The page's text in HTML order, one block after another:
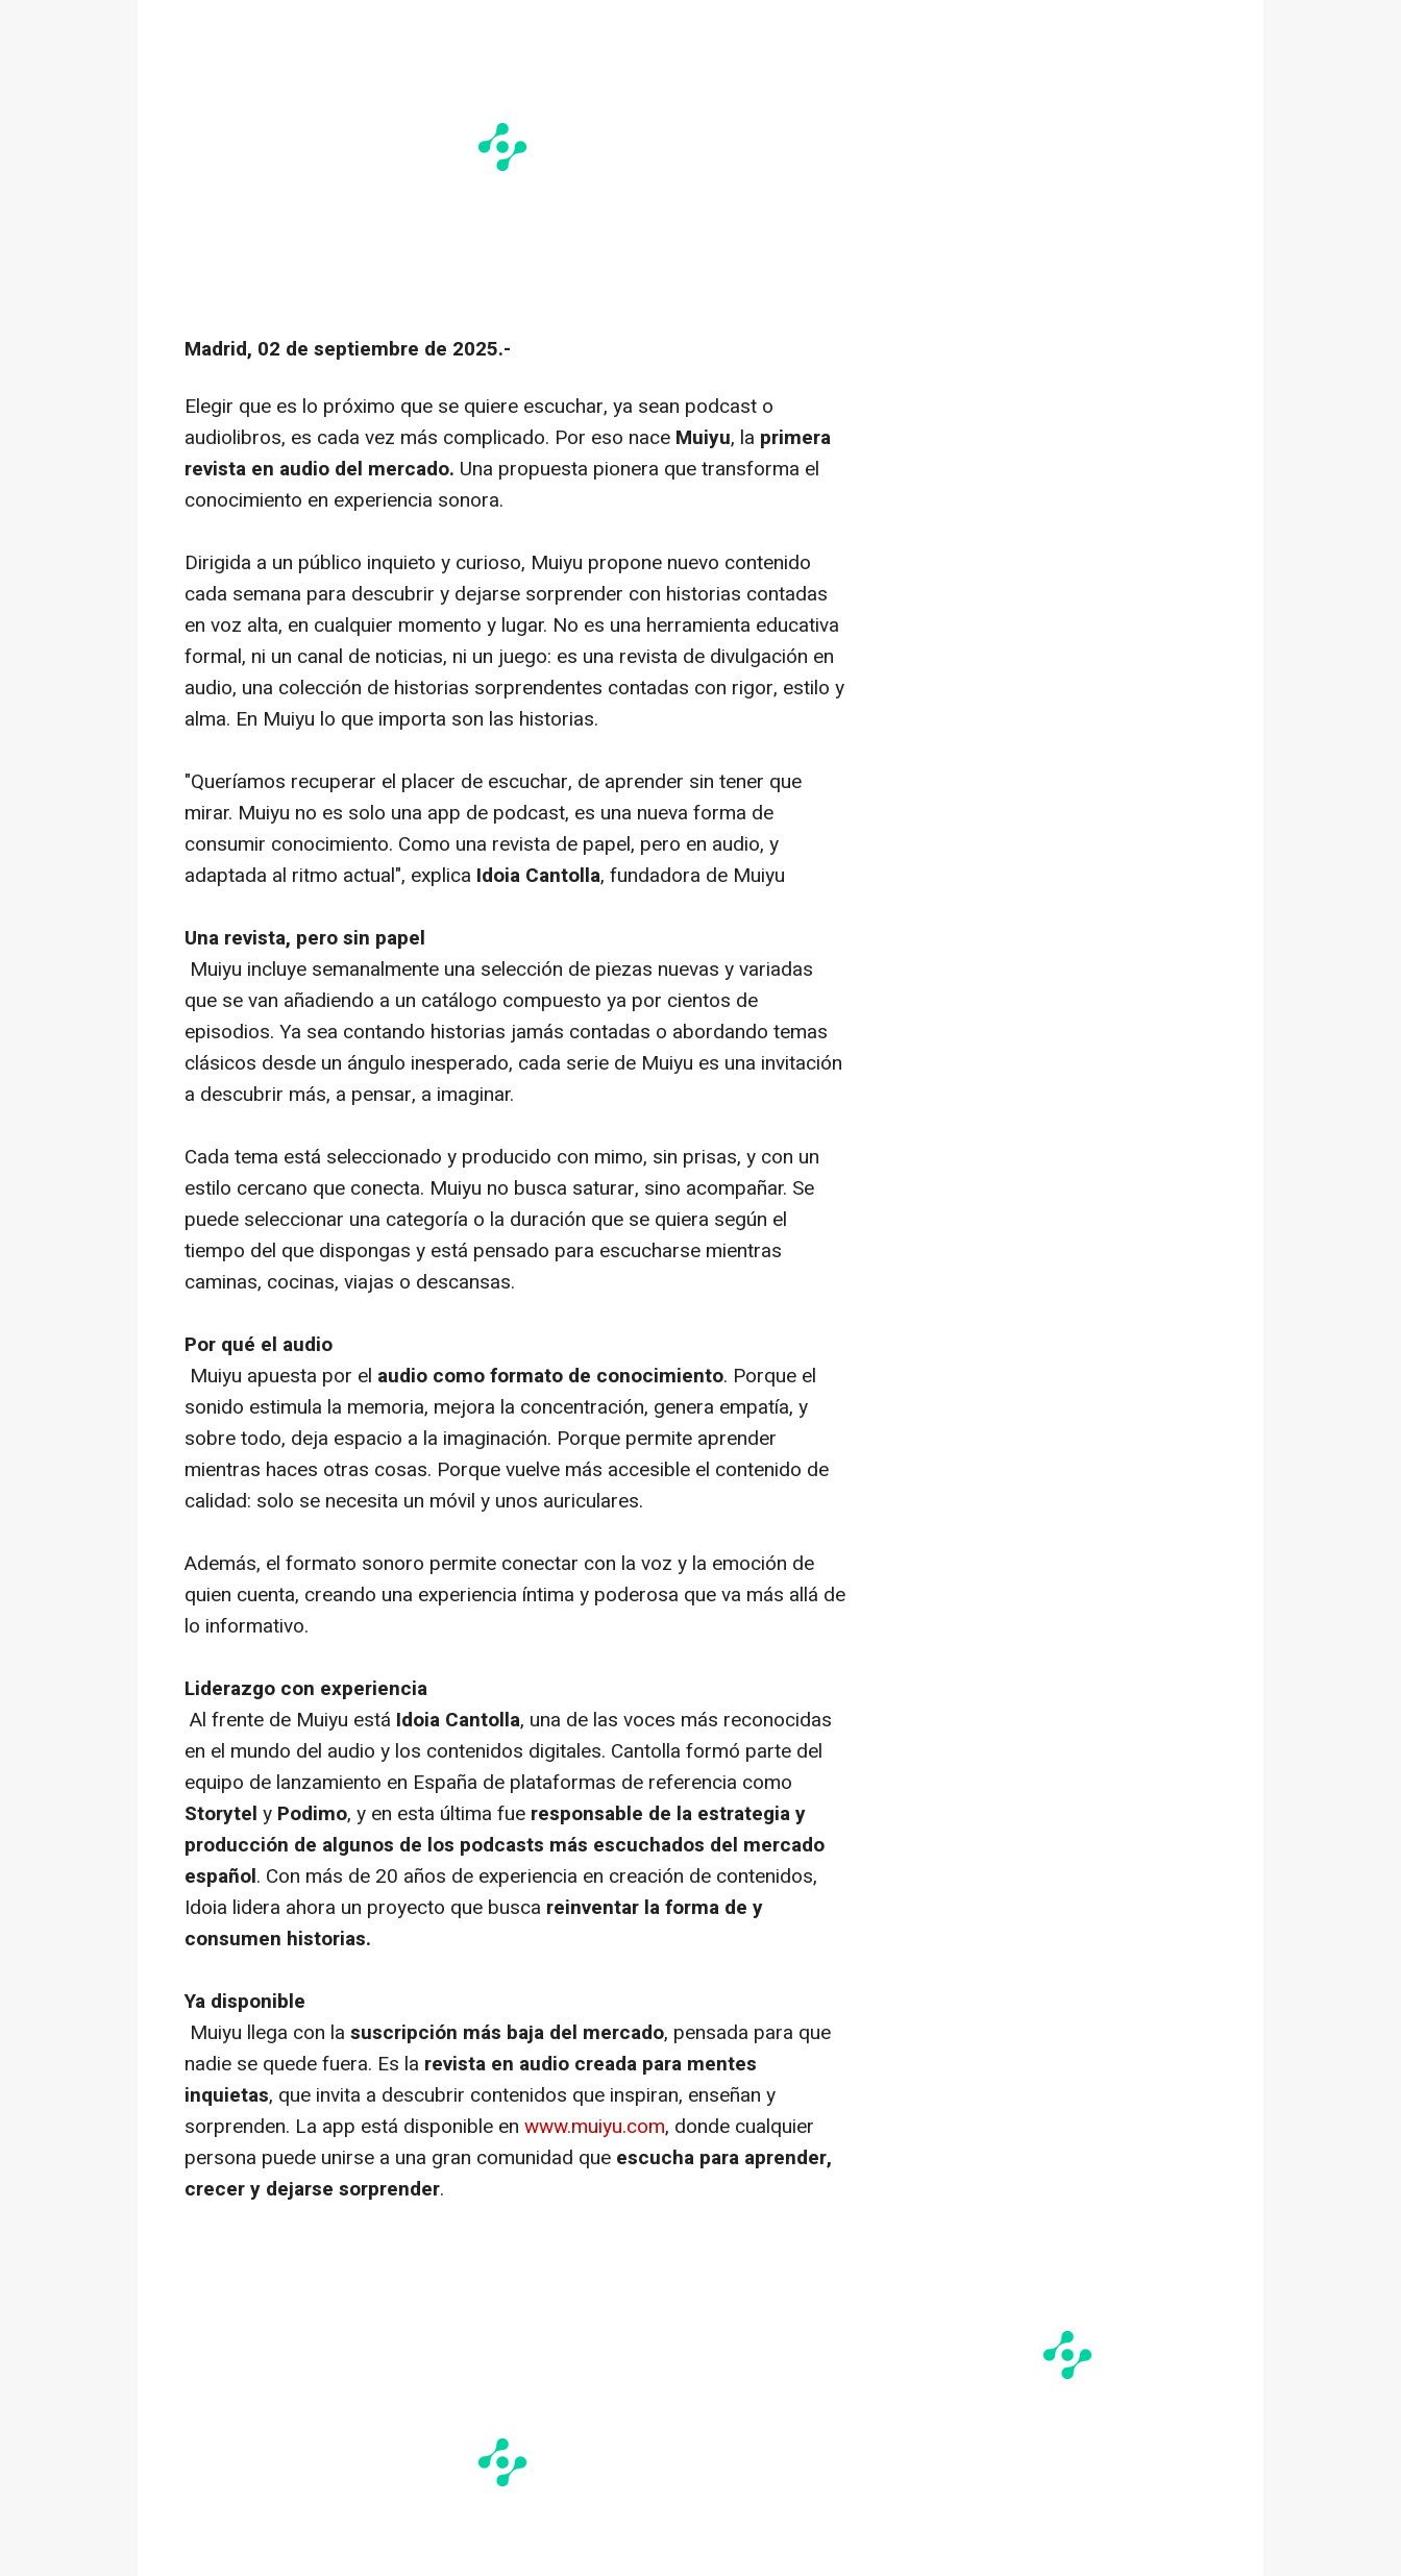
Madrid, 02 de septiembre de 2025.-
Elegir que es lo próximo que se quiere escuchar, ya sean podcast o
audiolibros, es cada vez más complicado. Por eso nace Muiyu, la primera
revista en audio del mercado. Una propuesta pionera que transforma el
conocimiento en experiencia sonora.
Dirigida a un público inquieto y curioso, Muiyu propone nuevo contenido
cada semana para descubrir y dejarse sorprender con historias contadas
en voz alta, en cualquier momento y lugar. No es una herramienta educativa
formal, ni un canal de noticias, ni un juego: es una revista de divulgación en
audio, una colección de historias sorprendentes contadas con rigor, estilo y
alma. En Muiyu lo que importa son las historias.
"Queríamos recuperar el placer de escuchar, de aprender sin tener que
mirar. Muiyu no es solo una app de podcast, es una nueva forma de
consumir conocimiento. Como una revista de papel, pero en audio, y
adaptada al ritmo actual", explica Idoia Cantolla, fundadora de Muiyu
Una revista, pero sin papel
Muiyu incluye semanalmente una selección de piezas nuevas y variadas
que se van añadiendo a un catálogo compuesto ya por cientos de
episodios. Ya sea contando historias jamás contadas o abordando temas
clásicos desde un ángulo inesperado, cada serie de Muiyu es una invitación
a descubrir más, a pensar, a imaginar.
Cada tema está seleccionado y producido con mimo, sin prisas, y con un
estilo cercano que conecta. Muiyu no busca saturar, sino acompañar. Se
puede seleccionar una categoría o la duración que se quiera según el
tiempo del que dispongas y está pensado para escucharse mientras
caminas, cocinas, viajas o descansas.
Por qué el audio
Muiyu apuesta por el audio como formato de conocimiento. Porque el
sonido estimula la memoria, mejora la concentración, genera empatía, y
sobre todo, deja espacio a la imaginación. Porque permite aprender
mientras haces otras cosas. Porque vuelve más accesible el contenido de
calidad: solo se necesita un móvil y unos auriculares.
Además, el formato sonoro permite conectar con la voz y la emoción de
quien cuenta, creando una experiencia íntima y poderosa que va más allá de
lo informativo.
Liderazgo con experiencia
Al frente de Muiyu está Idoia Cantolla, una de las voces más reconocidas
en el mundo del audio y los contenidos digitales. Cantolla formó parte del
equipo de lanzamiento en España de plataformas de referencia como
Storytel y Podimo, y en esta última fue responsable de la estrategia y
producción de algunos de los podcasts más escuchados del mercado
español. Con más de 20 años de experiencia en creación de contenidos,
Idoia lidera ahora un proyecto que busca reinventar la forma de y
consumen historias.
Ya disponible
Muiyu llega con la suscripción más baja del mercado, pensada para que
nadie se quede fuera. Es la revista en audio creada para mentes
inquietas, que invita a descubrir contenidos que inspiran, enseñan y
sorprenden. La app está disponible en www.muiyu.com, donde cualquier
persona puede unirse a una gran comunidad que escucha para aprender,
crecer y dejarse sorprender.